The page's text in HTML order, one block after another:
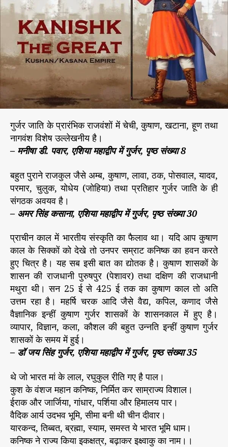
r
ट
क
नि
ष्क
गु
र्ज
र
वं
श
थे
भा
ग
गुर्जर जाति के प्रारंभिक राजवंशों में चेची, कुषाण, खटाना, हूण तथा
नागवंश विशेष उल्लेखनीय है।
– मनीषा डी. पवार, एशिया महाद्वीप में गुर्जर, पृष्ठ संख्या 8
बहुत पुराने राजकुल जैसे अम्ब, कुषाण, लावा, ठक, पोसवाल, यादव,
परमार, चुलुक, योधेय (जोहिया) तथा प्रतिहार गुर्जर जाति के ही
संगठक अवयव है।
– अमर सिंह कसाना, एशिया महाद्वीप में गुर्जर, पृष्ठ संख्या 30
प्राचीन काल में भारतीय संस्कृति का फैलाव था। यदि आप कुषाण
काल के सिक्कों को देखे तो उनपर सम्राट कनिष्क का हवन करते
हुए चित्र है। यह सब इसी बात का द्योतक है। कुषाण शासकों के
शासन की राजधानी पुरुषपुर (पेशावर) तथा दक्षिण की राजधानी
मथुरा थी। सन 25 ई से 425 ई तक का कुषाण काल तो अति
उत्तम रहा है। महर्षि चरक आदि जैसे वैद्य, कपिल, कणाद जैसे
वैज्ञानिक इन्हीं कुषाण गुर्जर शासकों के शासनकाल में हुए है।
व्यापार, विज्ञान, कला, कौशल की बहुत उन्नति इन्हीं कुषाण गुर्जर
शासकों के समय में हुई।
– डॉ जय सिंह गुर्जर, एशिया महाद्वीप में गुर्जर, पृष्ठ संख्या 35
थे जो भारत मां के लाल, रघुकुल रीति गए है पाल।
कुश के वंशज महान कनिष्क, निर्मित कर साम्राज्य विशाल।
ईराक और जार्जिया, गांधार, पर्शिया और हिमालय पार।
वैदिक आर्य उदभव भूमि, सीमा बनी थी चीन दीवार।
यारकन्द, तिब्बत, ब्रह्मा, स्याम, समस्त ये भारत भूमि धाम।
कनिष्क ने राज्य किया इकक्षत्र, बढ़ाकर इक्ष्वाकु का नाम।।